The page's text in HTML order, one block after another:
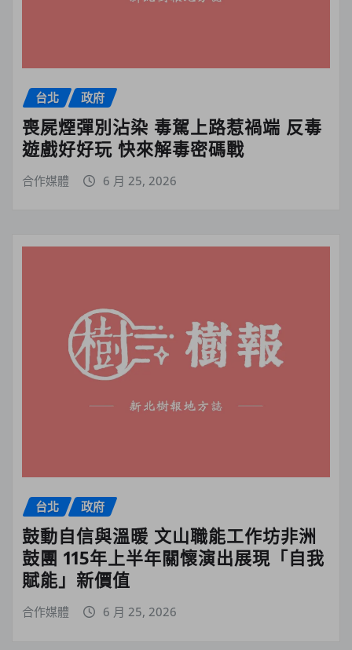
台北 政府
喪屍煙彈別沾染 毒駕上路惹禍端 反毒
遊戲好好玩 快來解毒密碼戰
合作媒體 6 月 25, 2026
台北 政府
鼓動自信與溫暖 文山職能工作坊非洲
鼓團 115年上半年關懷演出展現「自我
賦能」新價值
合作媒體 6 月 25, 2026